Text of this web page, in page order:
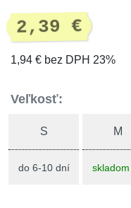
2,39 €
1,94 € bez DPH 23%
Veľkosť:
S
do 6-10 dní
M